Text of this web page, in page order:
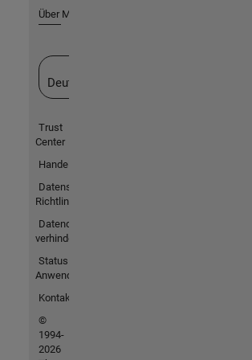
Über MathWorks
Deutschland
Trust
Center
Handelsmarken
Datenschutz-
Richtlinien
Datendiebstahl
verhindern
Status von
Anwendungen
Kontakt
©
1994-
2026